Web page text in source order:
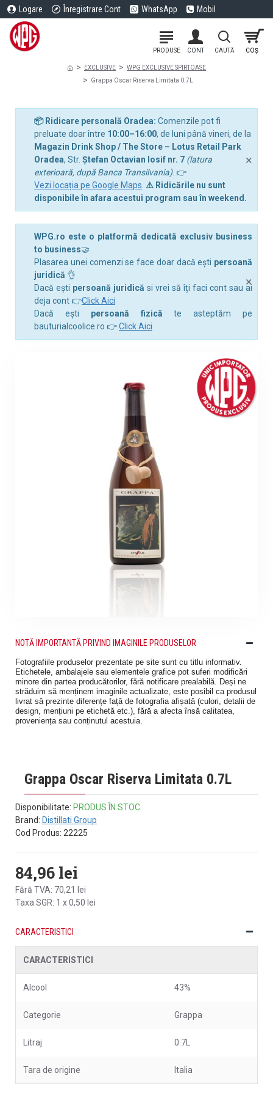
Logare Înregistrare Cont WhatsApp Mobil
EXCLUSIVE
WPG EXCLUSIVE SPIRTOASE
Grappa Oscar Riserva Limitata 0.7L
📦 Ridicare personală Oradea: Comenzile pot fi
preluate doar între 10:00–16:00, de luni până vineri, de la
Magazin Drink Shop / The Store – Lotus Retail Park
Oradea, Str. Ștefan Octavian Iosif nr. 7 (latura
exterioară, după Banca Transilvania). 👉
Vezi locația pe Google Maps ⚠️ Ridicările nu sunt
disponibile în afara acestui program sau în weekend.
×
WPG.ro este o platformă dedicată exclusiv business
to business🤝
Plasarea unei comenzi se face doar dacă ești persoană
juridică 👌
Dacă ești persoană juridică si vrei să îți faci cont sau ai
deja cont 👉Click Aici
Dacă ești persoană fizică te asteptăm pe
bauturialcoolice.ro 👉Click Aici
×
NOTĂ IMPORTANTĂ PRIVIND IMAGINILE PRODUSELOR
Fotografiile produselor prezentate pe site sunt cu titlu informativ.
Etichetele, ambalajele sau elementele grafice pot suferi modificări
minore din partea producătorilor, fără notificare prealabilă. Deși ne
străduim să menținem imaginile actualizate, este posibil ca produsul
livrat să prezinte diferențe față de fotografia afișată (culori, detalii de
design, mențiuni pe etichetă etc.), fără a afecta însă calitatea,
proveniența sau conținutul acestuia.
Grappa Oscar Riserva Limitata 0.7L
84,96 lei
Fără TVA: 70,21 lei
Taxa SGR: 1 x 0,50 lei
Disponibilitate: PRODUS ÎN STOC
Brand: Distillati Group
Cod Produs: 22225
CARACTERISTICI
CARACTERISTICI
Alcool 43%
Categorie Grappa
Litraj 0.7L
Tara de origine Italia